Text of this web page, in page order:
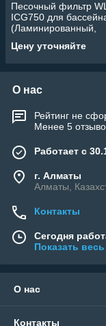
Песочный фильтр
ICG750 для
(Ламинированный,
м3/ч, диаметр: 750
Цену уточняйте
О нас
Рейтинг не
Менее 5
Работает с
г. Алматы
Алматы,
Контакты
Сегодня
Показать
О нас
Контакты